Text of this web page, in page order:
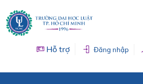
Hỗ trợ Đăng nhập